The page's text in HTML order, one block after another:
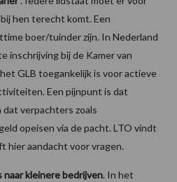
hen terecht komt. Een
boer/tuinder zijn. In Nederland
inschrijving bij de Kamer van
GLB toegankelijk is voor actieve
Een pijnpunt is dat
dat verpachters zoals
opeisen via de pacht. LTO vindt
hier aandacht voor vragen.
naar kleinere bedrijven. In het